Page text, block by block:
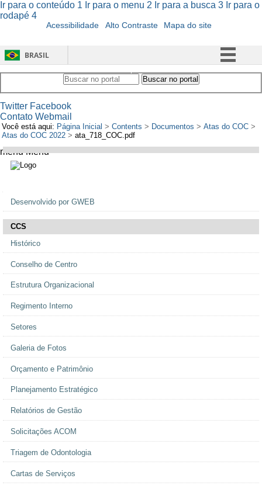
Ir para o conteúdo 1 Ir para o menu 2 Ir para a busca 3 Ir para o
rodapé 4
Acessibilidade Alto Contraste Mapa do site
BRASIL
Simplifique!
Comunica BR
Acesso à informação
Legislação
Buscar no portal
Twitter Facebook
Contato Webmail
Você está aqui: Página Inicial >Contents > Documentos >Atas do COC >
Atas do COC 2022 >ata_718_COC.pdf
menu Menu
Desenvolvido por GWEB
CCS
Histórico
Conselho de Centro
Estrutura Organizacional
Regimento Interno
Setores
Galeria de Fotos
Orçamento e Patrimônio
Planejamento Estratégico
Relatórios de Gestão
Solicitações ACOM
Triagem de Odontologia
Cartas de Serviços